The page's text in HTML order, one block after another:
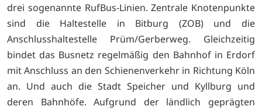
drei sogenannte RufBus-Linien. Zentrale Knotenpunkte
sind die Haltestelle in Bitburg (ZOB) und die
Anschlusshaltestelle Prüm/Gerberweg. Gleichzeitig
bindet das Busnetz regelmäßig den Bahnhof in Erdorf
mit Anschluss an den Schienenverkehr in Richtung Köln
an. Und auch die Stadt Speicher und Kyllburg und
deren Bahnhöfe. Aufgrund der ländlich geprägten